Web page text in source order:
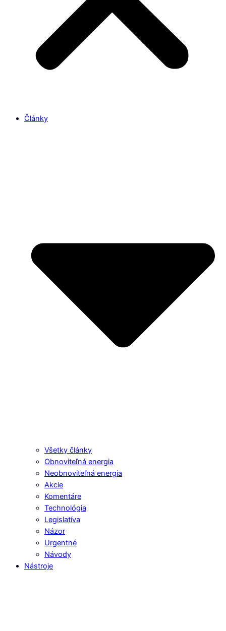
Články
Všetky články
Obnoviteľná energia
Neobnoviteľná energia
Akcie
Komentáre
Technológia
Legislatíva
Názor
Urgentné
Návody
Nástroje